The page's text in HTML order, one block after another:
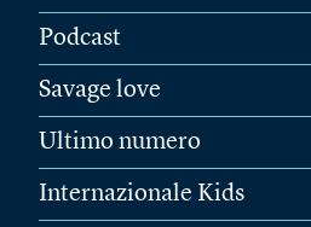
Podcast
Savage love
Ultimo numero
Internazionale Kids